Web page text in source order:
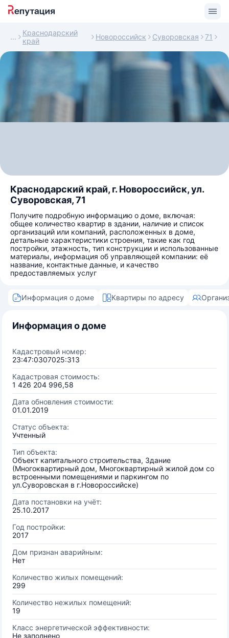
Краснодарский
край
Новороссийск Суворовская 71
Краснодарский край, г. Новороссийск, ул.
Суворовская, 71
Получите подробную информацию о доме, включая:
общее количество квартир в здании, наличие и список
организаций или компаний, расположенных в доме,
детальные характеристики строения, такие как год
постройки, этажность, тип конструкции и использованные
материалы, информация об управляющей компании: её
название, контактные данные, и качество
предоставляемых услуг
Информация о доме Квартиры по адресу
Информация о доме
Кадастровый номер:
23:47:0307025:313
Кадастровая стоимость:
1 426 204 996,58
Дата обновления стоимости:
01.01.2019
Статус объекта:
Учтенный
Тип объекта:
Объект капитального строительства, Здание
(Многоквартирный дом, Многоквартирный жилой дом со
встроенными помещениями и паркингом по
ул.Суворовская в г.Новороссийске)
Дата постановки на учёт:
25.10.2017
Год постройки:
2017
Дом признан аварийным:
Нет
Количество жилых помещений:
299
Количество нежилых помещений:
19
Класс энергетической эффективности:
Не заполнено